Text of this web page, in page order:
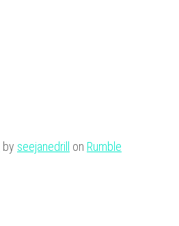
by seejanedrill on Rumble